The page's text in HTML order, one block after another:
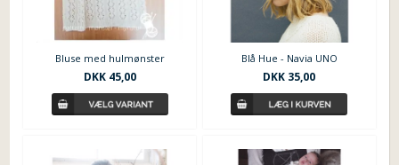
Bluse med hulmønster
DKK45,00
Blå Hue - Navia UNO
DKK 35,00